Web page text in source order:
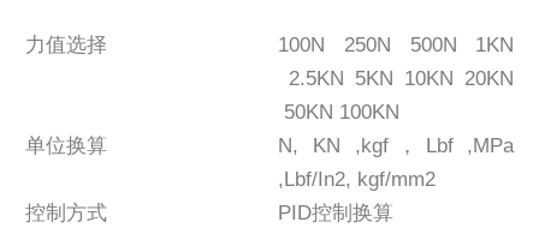
力值选择
100N 250N 500N 1KN
2.5KN 5KN 10KN 20KN
50KN 100KN
单位换算
N, KN ,kgf，Lbf ,MPa
,Lbf/In2, kgf/mm2
控制方式
PID控制换算